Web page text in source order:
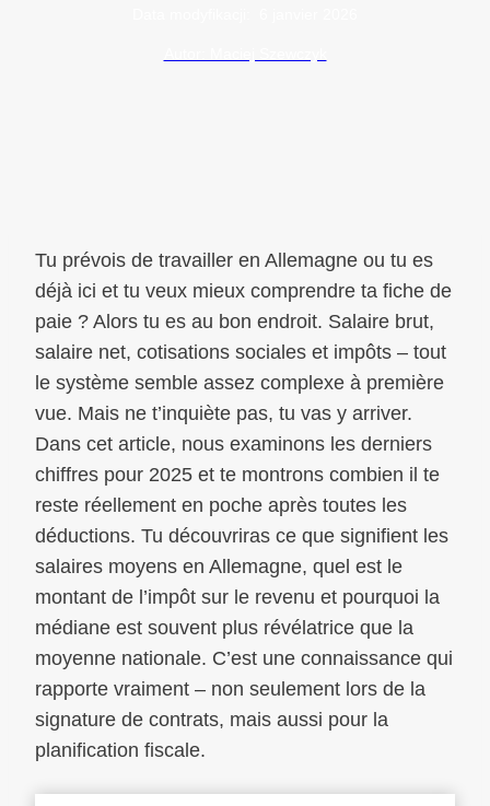
Tu prévois de travailler en Allemagne ou tu es
déjà ici et tu veux mieux comprendre ta fiche de
paie ? Alors tu es au bon endroit. Salaire brut,
salaire net, cotisations sociales et impôts – tout
le système semble assez complexe à première
vue. Mais ne t’inquiète pas, tu vas y arriver.
Dans cet article, nous examinons les derniers
chiffres pour 2025 et te montrons combien il te
reste réellement en poche après toutes les
déductions. Tu découvriras ce que signifient les
salaires moyens en Allemagne, quel est le
montant de l’impôt sur le revenu et pourquoi la
médiane est souvent plus révélatrice que la
moyenne nationale. C’est une connaissance qui
rapporte vraiment – non seulement lors de la
signature de contrats, mais aussi pour la
planification fiscale.